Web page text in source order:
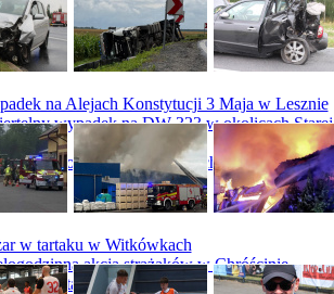
na Alejach Konstytucji 3 Maja w Lesznie
wypadek na DW 323 w okolicach Starej
na obwodnicy Święciechowy
w tartaku w Witkówkach
akcja strażaków w Chróścinie
hali tartaku w Racocie